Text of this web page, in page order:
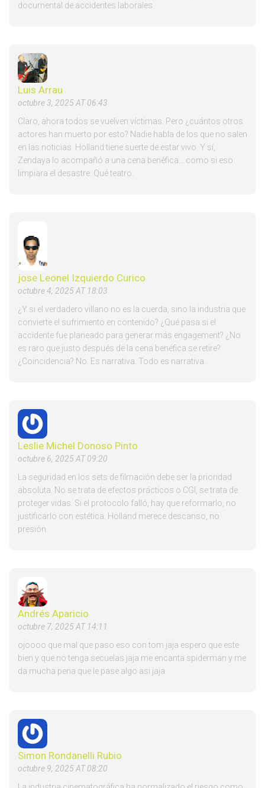
documental de accidentes laborales.
Luis Arrau
octubre 3, 2025 AT 06:43
Claro, ahora todos se vuelven víctimas. Pero ¿cuántos otros
actores han muerto por esto? Nadie habla de los que no salen
en las noticias. Holland tiene suerte de estar vivo. Y sí,
Zendaya lo acompañó a una cena benéfica… como si eso
limpiara el desastre. Qué teatro.
jose Leonel Izquierdo Curico
octubre 4, 2025 AT 18:03
¿Y si el verdadero villano no es la cuerda, sino la industria que
convierte el sufrimiento en contenido? ¿Qué pasa si el
accidente fue planeado para generar más engagement? ¿No
es raro que justo después de la cena benéfica se retire?
¿Coincidencia? No. Es narrativa. Todo es narrativa.
Leslie Michel Donoso Pinto
octubre 6, 2025 AT 09:20
La seguridad en los sets de filmación debe ser la prioridad
absoluta. No se trata de efectos prácticos o CGI, se trata de
proteger vidas. Si el protocolo falló, hay que reformarlo, no
justificarlo con estética. Holland merece descanso, no
presión.
Andrés Aparicio
octubre 7, 2025 AT 14:11
ojoooo que mal que paso eso con tom jaja espero que este
bien y que no tenga secuelas jaja me encanta spiderman y me
da mucha pena que le pase algo asi jaja
Simon Rondanelli Rubio
octubre 9, 2025 AT 08:20